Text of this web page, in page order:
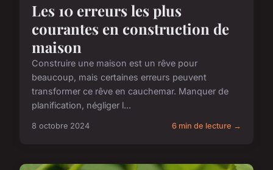
Les 10 erreurs les plus
courantes en construction de
maison
Construire une maison est un rêve pour
beaucoup, mais certaines erreurs peuvent
transformer ce rêve en cauchemar. Manquer de
planification, négliger l...
8 octobre 2024 6 min de lecture →